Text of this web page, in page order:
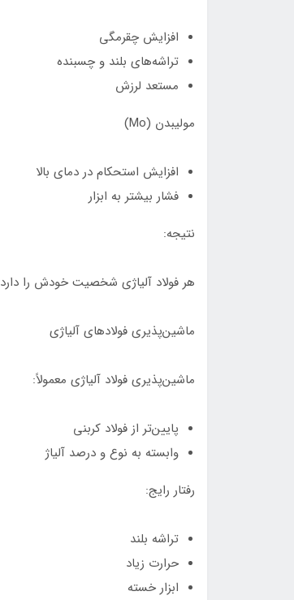
افزایش چقرمگی
تراشه‌های بلند و چسبنده
مستعد لرزش
مولیبدن (Mo)
افزایش استحکام در دمای بالا
فشار بیشتر به ابزار
نتیجه:
هر فولاد آلیاژی شخصیت خودش را دارد
ماشین‌پذیری فولادهای آلیاژی
ماشین‌پذیری فولاد آلیاژی معمولاً:
پایین‌تر از فولاد کربنی
وابسته به نوع و درصد آلیاژ
رفتار رایج:
تراشه بلند
حرارت زیاد
ابزار خسته